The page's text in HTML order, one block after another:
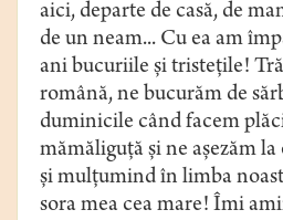
aici, departe de casă, de
de un neam... Cu ea am
ani bucuriile şi tristeţile!
română, ne bucurăm de
duminicile când facem
mămăliguţă şi ne aşezăm
şi mulţumind în limba
sora mea cea mare! Îmi